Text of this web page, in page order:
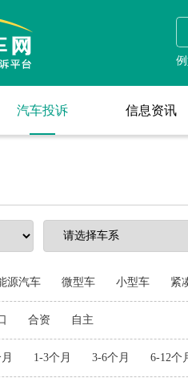
汽车投诉
汽车投诉 信息资讯
源汽车 微型车 小型车 紧
合资 自主
1-3个月 3-6个月 6-12个